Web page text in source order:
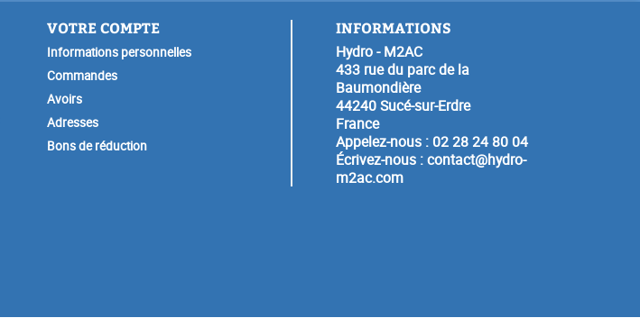
VOTRE COMPTE
Informations personnelles
Commandes
Avoirs
Adresses
Bons de réduction
INFORMATIONS
Hydro - M2AC
433 rue du parc de la
Baumondière
44240 Sucé-sur-Erdre
France
Appelez-nous : 02 28 24 80 04
Écrivez-nous :contact@hydro-
m2ac.com